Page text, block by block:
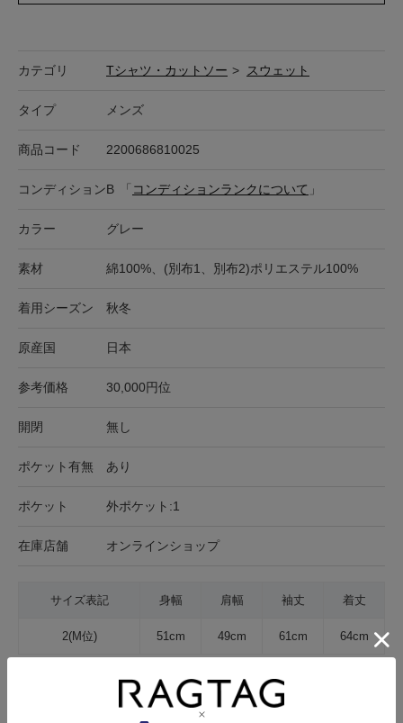
カテゴリ Tシャツ・カットソー > スウェット
タイプ メンズ
商品コード 2200686810025
コンディションB 「 コンディションランクについて 」
カラー グレー
素材 綿100%、(別布1、別布2)ポリエステル100%
着用シーズン 秋冬
原産国 日本
参考価格 30,000円位
開閉 無し
ポケット有無 あり
ポケット 外ポケット:1
在庫店舗 オンラインショップ
サイズ表記 身幅 肩幅 袖丈 着丈
2(M位) 51cm 49cm 61cm 64cm
サイズの測り方について